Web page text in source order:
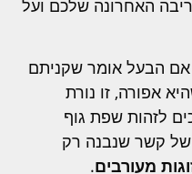
האחרונה שלכם ועל
אם הבעל אומר שקניתם
אפורה, זו נורת
לזהות שפת גוף
של קשר שנבנה רק
מעורבים.